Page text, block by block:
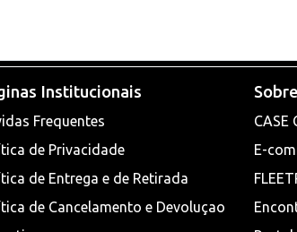
Institucionais
Frequentes
de Privacidade
de Entrega e de Retirada
de Cancelamento e Devoluçao
CASE
E-